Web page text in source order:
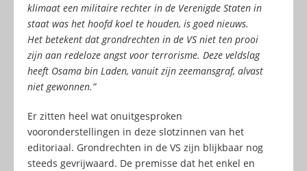
klimaat een militaire rechter in de Verenigde Staten in
staat was het hoofd koel te houden, is goed nieuws.
Het betekent dat grondrechten in de VS niet ten prooi
zijn aan redeloze angst voor terrorisme. Deze veldslag
heeft Osama bin Laden, vanuit zijn zeemansgraf, alvast
niet gewonnen.”
Er zitten heel wat onuitgesproken
vooronderstellingen in deze slotzinnen van het
editoriaal. Grondrechten in de VS zijn blijkbaar nog
steeds gevrijwaard. De premisse dat het enkel en